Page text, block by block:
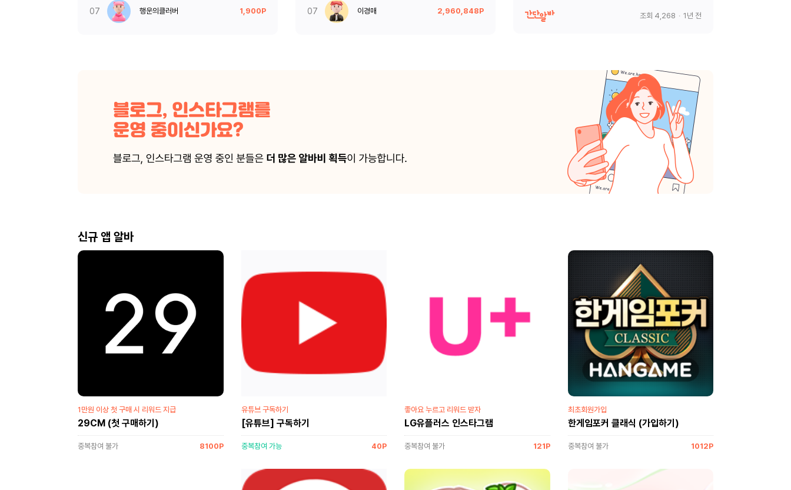
07 행운의클러버 1,900P 07 이경매 2,960,848P
니다. 사이트 메인화면에 보이는 알바만 전부가 아닙니다! 실
조회 4,268 · 1년 전
신규 앱 알바
1만원 이상 첫 구매 시 리워드 지급
29CM (첫 구매하기)
중복참여 불가 8100P
유튜브 구독하기
[유튜브] 구독하기
중복참여 가능 40P
좋아요 누르고 리워드 받자
LG유플러스 인스타그램
중복참여 불가 121P
최초회원가입
한게임포커 클래식 (가입하기)
중복참여 불가 1012P